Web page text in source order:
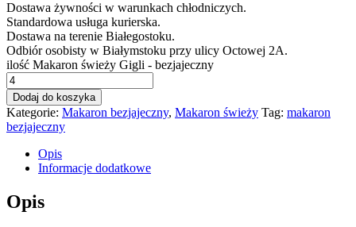
Dostawa żywności w warunkach chłodniczych.
Standardowa usługa kurierska.
Dostawa na terenie Białegostoku.
Odbiór osobisty w Białymstoku przy ulicy Octowej 2A.
ilość Makaron świeży Gigli - bezjajeczny
Dodaj do koszyka
Kategorie: Makaron bezjajeczny, Makaron świeży Tag: makaron
bezjajeczny
Opis
Informacje dodatkowe
Opis